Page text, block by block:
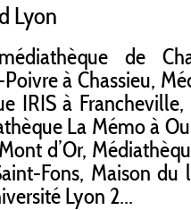
Lyon
de
à Chassieu,
IRIS à
La Mémo à
d’Or,
Fons, Maison
Lyon 2...